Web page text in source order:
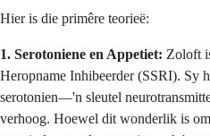
Hier is die primêre teorieë:
1. Serotoniene en Appetiet: Zoloft
Heropname Inhibeerder (SSRI). Sy
serotonien—'n sleutel
verhoog. Hoewel dit wonderlik is